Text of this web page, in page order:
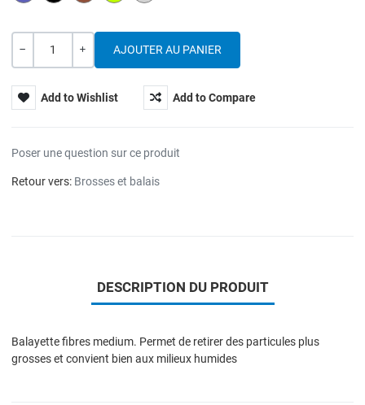
Quantité
Add to Wishlist Add to Compare
Poser une question sur ce produit
Retour vers: Brosses et balais
DESCRIPTION DU PRODUIT
Balayette fibres medium. Permet de retirer des particules plus
grosses et convient bien aux milieux humides